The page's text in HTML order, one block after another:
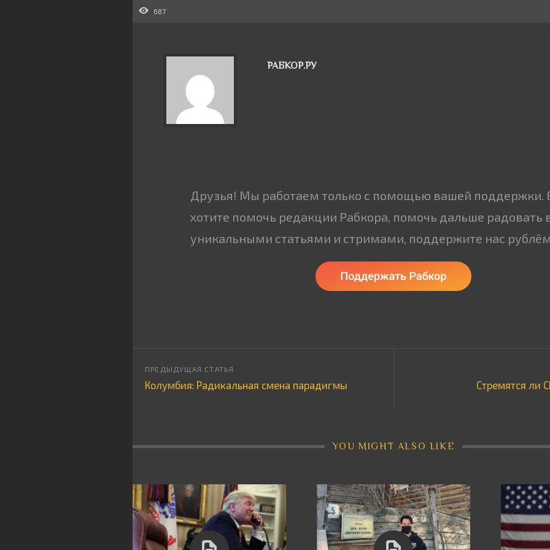
687
РАБКОР.РУ
Друзья! Мы работаем только с помощью вашей поддержки.
хотите помочь редакции Рабкора, помочь дальше радовать
уникальными статьями и стримами, поддержите нас
Колумбия: Радикальная смена парадигмы
Стремятся ли
YOU MIGHT ALSO LIKE